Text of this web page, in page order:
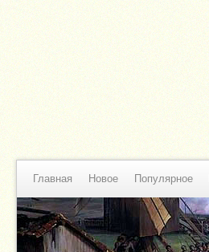
Главная Новое Популярное